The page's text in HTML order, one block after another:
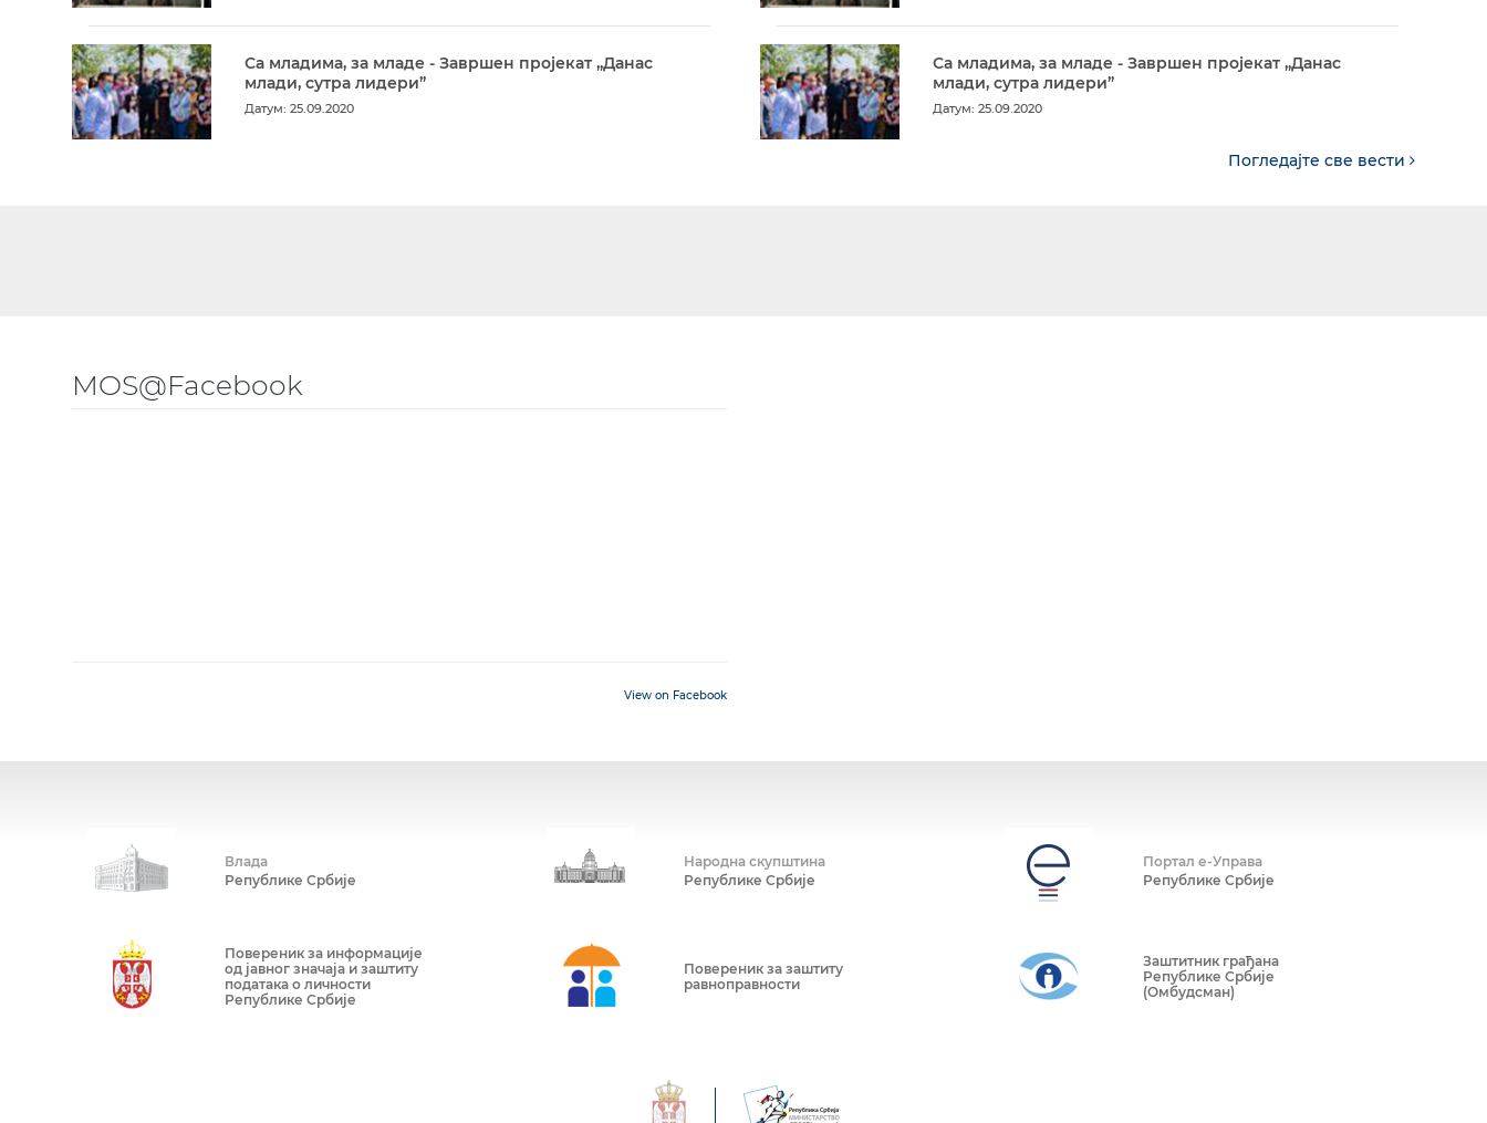
Са младима, за младе - Завршен пројекат „Данас
млади, сутра лидери”
Датум: 25.09.2020
Са младима, за младе - Завршен пројекат „Данас
млади, сутра лидери”
Датум: 25.09.2020
Погледајте све вести
MOS@Facebook
View on Facebook
Влада
Републике Србије
Народна скупштина
Републике Србије
Портал е-Управа
Републике Србије
Повереник за информације
од јавног значаја и заштиту
података о личности
Републике Србије
Повереник за заштиту
равноправности
Заштитник грађана
Републике Србије
(Омбудсман)